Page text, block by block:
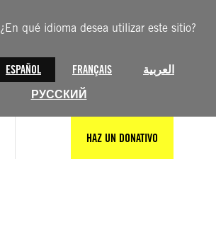
¿En qué idioma desea utilizar este sitio?
ESPAÑOL FRANÇAIS
العربية
РУССКИЙ
HAZ UN DONATIVO